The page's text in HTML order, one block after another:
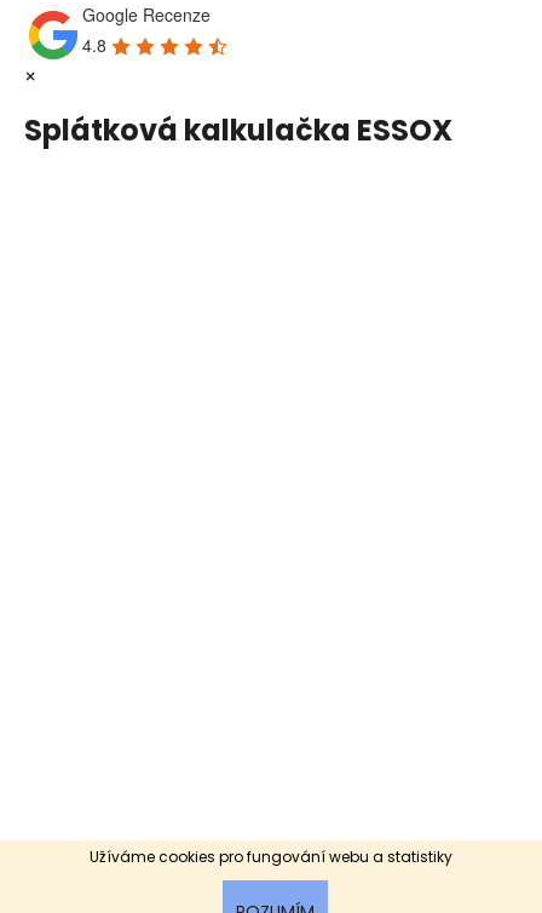
Užíváme cookies pro fungování webu a statistiky
Google Recenze
4.8
×
Splátková kalkulačka ESSOX